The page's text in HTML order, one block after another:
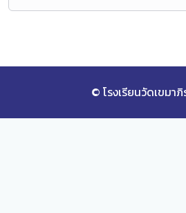
© โรงเรียนวัดเขมา